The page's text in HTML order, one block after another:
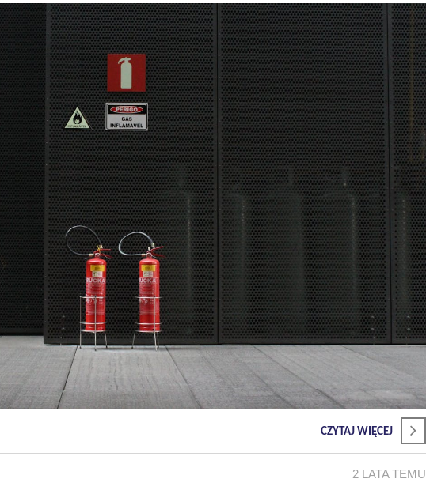
CZYTAJ WIĘCEJ
2 LATA TEMU